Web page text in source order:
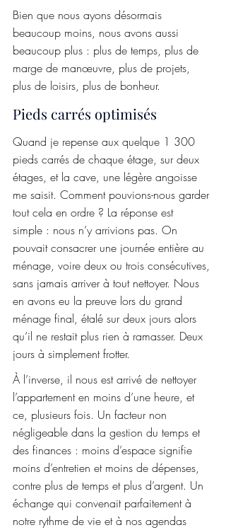
Bien que nous ayons désormais
beaucoup moins, nous avons aussi
beaucoup plus : plus de temps, plus de
marge de manœuvre, plus de projets,
plus de loisirs, plus de bonheur.
Pieds carrés optimisés
Quand je repense aux quelque 1 300
pieds carrés de chaque étage, sur deux
étages, et la cave, une légère angoisse
me saisit. Comment pouvions-nous garder
tout cela en ordre ? La réponse est
simple : nous n’y arrivions pas. On
pouvait consacrer une journée entière au
ménage, voire deux ou trois consécutives,
sans jamais arriver à tout nettoyer. Nous
en avons eu la preuve lors du grand
ménage final, étalé sur deux jours alors
qu’il ne restait plus rien à ramasser. Deux
jours à simplement frotter.
À l’inverse, il nous est arrivé de nettoyer
l’appartement en moins d’une heure, et
ce, plusieurs fois. Un facteur non
négligeable dans la gestion du temps et
des finances : moins d’espace signifie
moins d’entretien et moins de dépenses,
contre plus de temps et plus d’argent. Un
échange qui convenait parfaitement à
notre rythme de vie et à nos agendas